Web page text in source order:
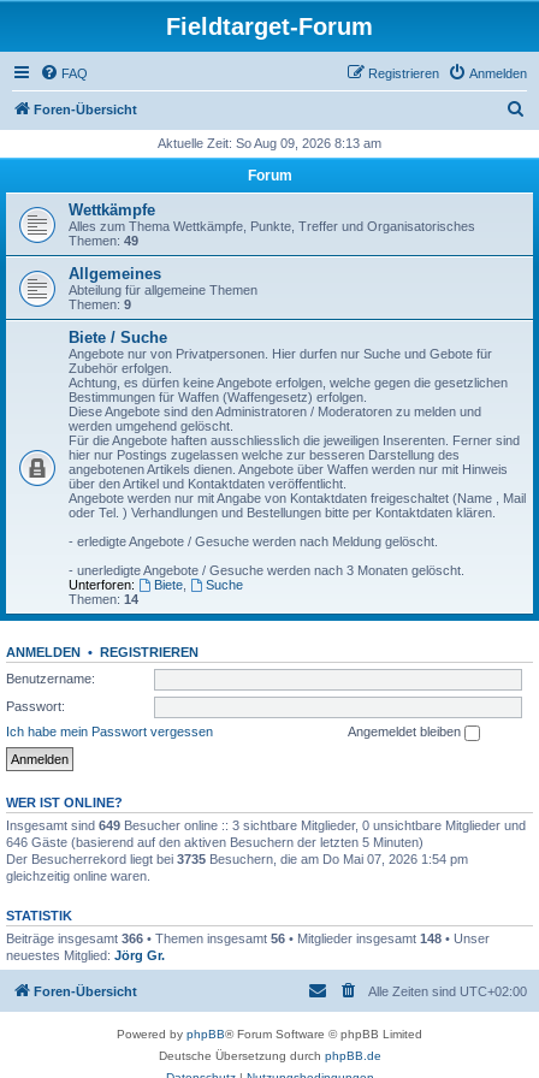
Fieldtarget-Forum
FAQ Anmelden
Registrieren
Foren-Übersicht
h
Aktuelle Zeit: So Aug 09, 2026 8:13 am
Forum
Wettkämpfe
Alles zum Thema Wettkämpfe, Punkte, Treffer und Organisatorisches
Themen: 49
Allgemeines
Abteilung für allgemeine Themen
Themen: 9
Biete / Suche
Angebote nur von Privatpersonen. Hier durfen nur Suche und Gebote für
Zubehör erfolgen.
Achtung, es dürfen keine Angebote erfolgen, welche gegen die gesetzlichen
Bestimmungen für Waffen (Waffengesetz) erfolgen.
Diese Angebote sind den Administratoren / Moderatoren zu melden und
werden umgehend gelöscht.
Für die Angebote haften ausschliesslich die jeweiligen Inserenten. Ferner sind
hier nur Postings zugelassen welche zur besseren Darstellung des
angebotenen Artikels dienen. Angebote über Waffen werden nur mit Hinweis
über den Artikel und Kontaktdaten veröffentlicht.
Angebote werden nur mit Angabe von Kontaktdaten freigeschaltet (Name , Mail
oder Tel. ) Verhandlungen und Bestellungen bitte per Kontaktdaten klären.
- erledigte Angebote / Gesuche werden nach Meldung gelöscht.
- unerledigte Angebote / Gesuche werden nach 3 Monaten gelöscht.
Unterforen:
Biete,
Suche
Themen: 14
ANMELDEN • REGISTRIEREN
Benutzername:
Passwort:
Ich habe mein Passwort vergessen
Angemeldet bleiben
WER IST ONLINE?
Insgesamt sind 649 Besucher online :: 3 sichtbare Mitglieder, 0 unsichtbare Mitglieder und
646 Gäste (basierend auf den aktiven Besuchern der letzten 5 Minuten)
Der Besucherrekord liegt bei 3735 Besuchern, die am Do Mai 07, 2026 1:54 pm
gleichzeitig online waren.
STATISTIK
Beiträge insgesamt 366 • Themen insgesamt 56 • Mitglieder insgesamt 148 • Unser
neuestes Mitglied: Jörg Gr.
Foren-Übersicht Alle Zeiten sind UTC+02:00
Powered by phpBB® Forum Software © phpBB Limited
Deutsche Übersetzung durch phpBB.de